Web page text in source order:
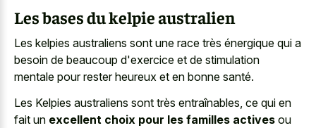
Les bases du kelpie australien
Les kelpies australiens sont une race très énergique qui a
besoin de beaucoup d'exercice et de stimulation
mentale pour rester heureux et en bonne santé.
Les Kelpies australiens sont très entraînables, ce qui en
fait un excellent choix pour les familles actives ou